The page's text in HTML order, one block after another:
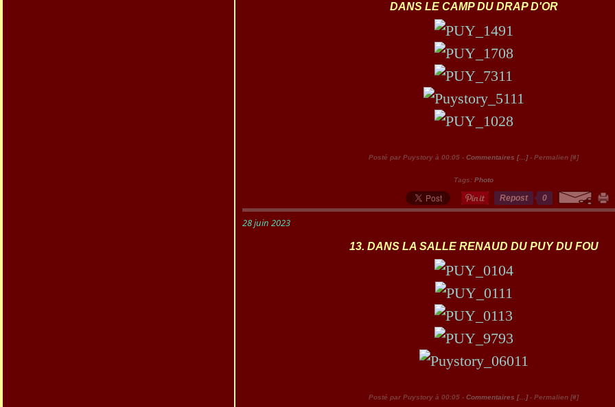
DANS LE CAMP DU DRAP D'OR
Posté par Puystory à 00:05 - Commentaires [… ]- Permalien [#]
Tags: Photo
Repost 0
28 juin 2023
13. DANS LA SALLE RENAUD DU PUY DU FOU
Posté par Puystory à 00:05 - Commentaires [… ]- Permalien [#]